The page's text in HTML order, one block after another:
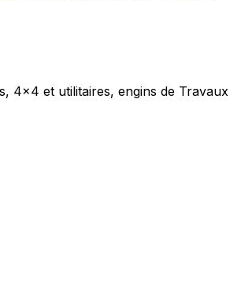
4x4 et utilitaires, engins de Travaux